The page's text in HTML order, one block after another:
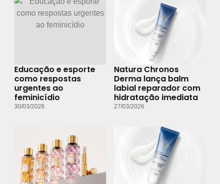
Educação e esporte
como respostas
urgentes ao
feminicídio
30/03/2026
Natura Chronos
Derma lança balm
labial reparador com
hidratação imediata
27/03/2026